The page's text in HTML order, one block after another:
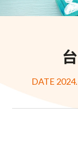
DATE